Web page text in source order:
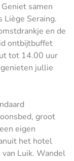
samen
Liège Seraing.
en de
ontbijtbuffet
tot 14.00 uur
jullie
groot
eigen
het hotel
Luik. Wandel